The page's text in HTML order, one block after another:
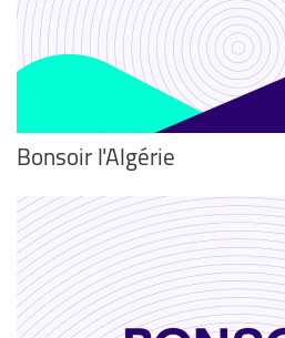
Bonsoir l'Algérie